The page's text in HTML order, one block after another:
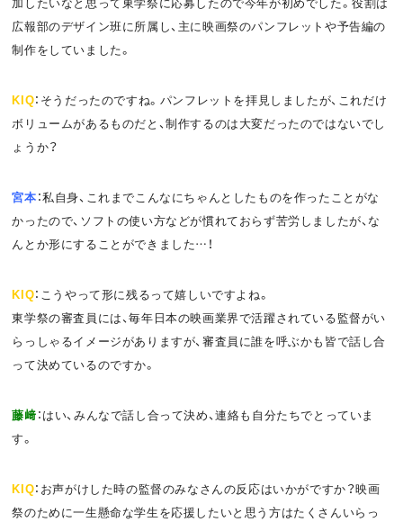
広報部のデザイン班に所属し、主に映画祭のパンフレットや予告編の
制作をしていました。
KIQ：そうだったのですね。パンフレットを拝見しましたが、これだけ
ボリュームがあるものだと、制作するのは大変だったのではないでし
ょうか？
宮本：私自身、これまでこんなにちゃんとしたものを作ったことがな
かったので、ソフトの使い方などが慣れておらず苦労しましたが、な
んとか形にすることができました…！
KIQ：こうやって形に残るって嬉しいですよね。
東学祭の審査員には、毎年日本の映画業界で活躍されている監督がい
らっしゃるイメージがありますが、審査員に誰を呼ぶかも皆で話し合
って決めているのですか。
藤﨑：はい、みんなで話し合って決め、連絡も自分たちでとっていま
す。
KIQ：お声がけした時の監督のみなさんの反応はいかがですか？映画
祭のために一生懸命な学生を応援したいと思う方はたくさんいらっ